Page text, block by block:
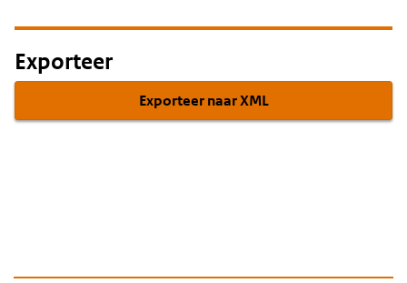
Exporteer
Exporteer naar XML